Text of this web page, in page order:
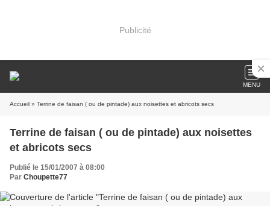
Publicité
MENU
Accueil » Terrine de faisan ( ou de pintade) aux noisettes et abricots secs
Terrine de faisan ( ou de pintade) aux noisettes
et abricots secs
Publié le 15/01/2007 à 08:00
Par Choupette77